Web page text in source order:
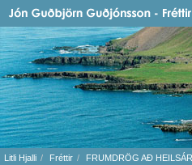
Litli Hjalli Fréttir FRUMDRÖG AÐ